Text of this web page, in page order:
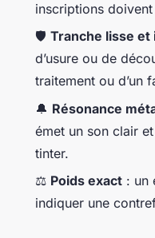
inscriptions
🛡️ Tranche lisse et
d’usure ou de
traitement ou d’un
🔔 Résonance
émet un son clair
tinter.
⚖️ Poids exact : un
indiquer une